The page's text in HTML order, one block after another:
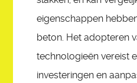
eigenschappen
beton. Het adopteren
technologieën vereist
investeringen en